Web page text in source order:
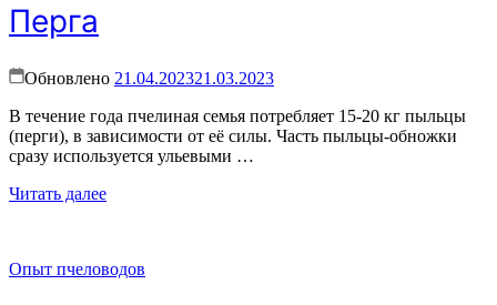
Перга
Обновлено 21.04.202321.03.2023
В течение года пчелиная семья потребляет 15-20 кг пыльцы
(перги), в зависимости от её силы. Часть пыльцы-обножки
сразу используется ульевыми …
Читать далее
Опыт пчеловодов